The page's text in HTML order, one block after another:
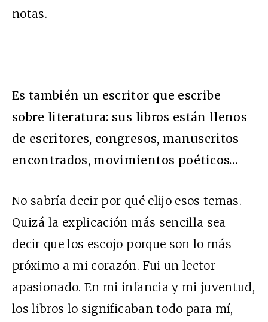
notas.
Es también un escritor que escribe
sobre literatura: sus libros están llenos
de escritores, congresos, manuscritos
encontrados, movimientos poéticos…
No sabría decir por qué elijo esos temas.
Quizá la explicación más sencilla sea
decir que los escojo porque son lo más
próximo a mi corazón. Fui un lector
apasionado. En mi infancia y mi juventud,
los libros lo significaban todo para mí,